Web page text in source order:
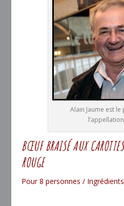
Alain Jaume est
l’appellation
BŒUF BRAISÉ AUX
ROUGE
Pour 8 personnes /